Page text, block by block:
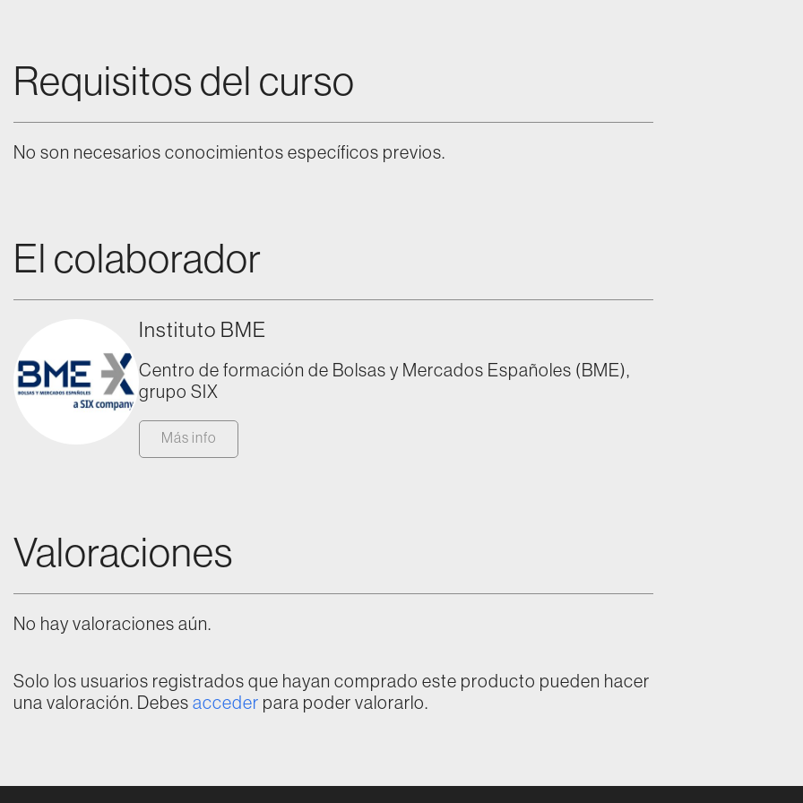
Requisitos del curso
No son necesarios conocimientos específicos previos.
El colaborador
Instituto BME
Centro de formación de Bolsas y Mercados Españoles (BME),
grupo SIX
Más info
Valoraciones
No hay valoraciones aún.
Solo los usuarios registrados que hayan comprado este producto pueden hacer
una valoración. Debes acceder para poder valorarlo.